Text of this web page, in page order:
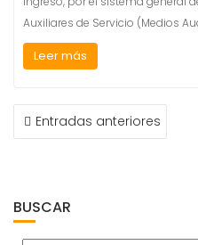
Auxiliares de Servicio (Medios
Leer más
NAVEGACIÓN
DEEntradas anteriores
BUSCAR